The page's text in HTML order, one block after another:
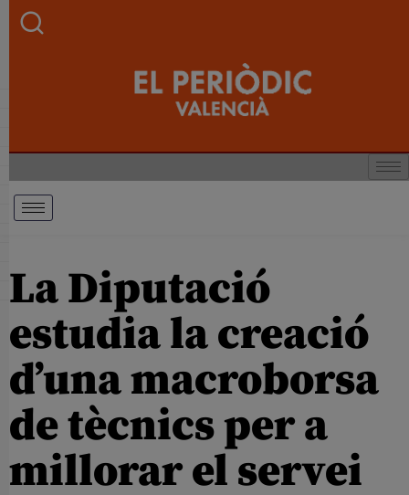
La Diputació
estudia la creació
d’una macroborsa
de tècnics per a
millorar el servei